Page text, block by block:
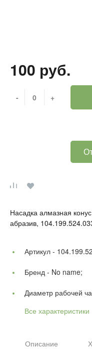
100 руб.
- +
Насадка алмазная
абразив,
Артикул -
Бренд - No name;
Диаметр рабочей
Все характеристики
Описание